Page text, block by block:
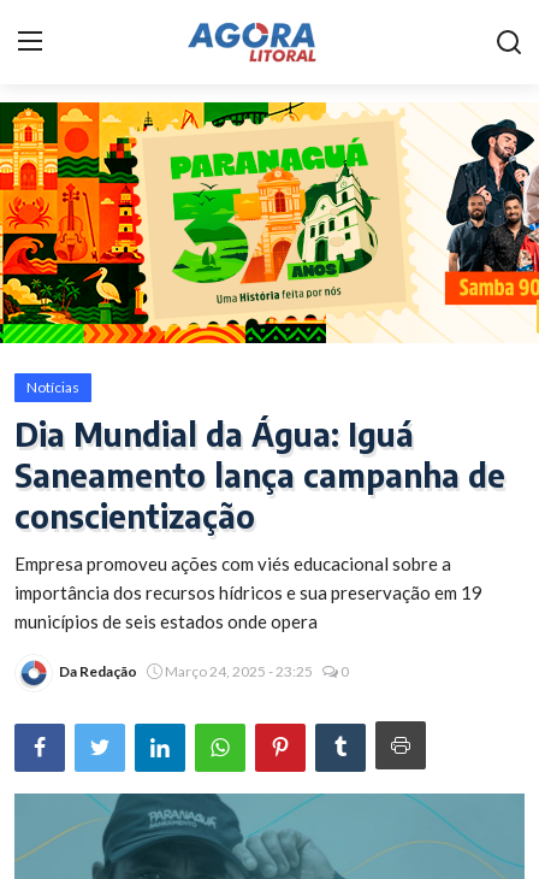
Home
Litoral
Paranaguá
Saúde
Acidente
Paraná
Policial
Brasil
Notícias
Dia Mundial da Água: Iguá
Saneamento lança campanha de
conscientização
Empresa promoveu ações com viés educacional sobre a
importância dos recursos hídricos e sua preservação em 19
municípios de seis estados onde opera
Da Redação Março 24, 2025 - 23:25 0